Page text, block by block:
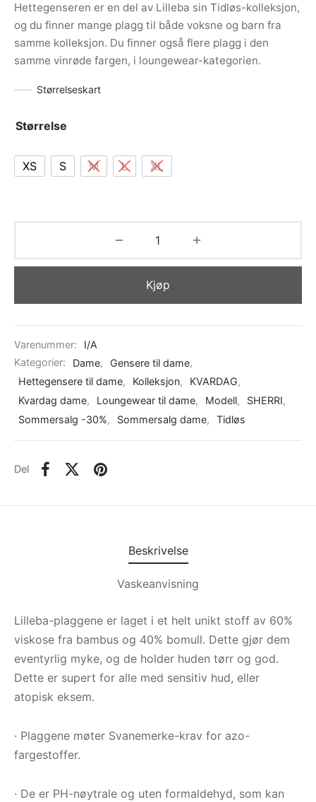
Hettegenseren er en del av Lilleba sin Tidløs-kolleksjon,
og du finner mange plagg til både voksne og barn fra
samme kolleksjon. Du finner også flere plagg i den
samme vinrøde fargen, i loungewear-kategorien.
Størrelseskart
Størrelse
XS S M L XL
Kjøp
Varenummer:
I/A
Kategorier:
Dame, Gensere til dame,
Hettegensere til dame, Kolleksjon, KVARDAG,
Kvardag dame, Loungewear til dame, Modell, SHERRI,
Sommersalg -30%, Sommersalg dame, Tidløs
Del
Beskrivelse
Vaskeanvisning
Lilleba-plaggene er laget i et helt unikt stoff av 60%
viskose fra bambus og 40% bomull. Dette gjør dem
eventyrlig myke, og de holder huden tørr og god.
Dette er supert for alle med sensitiv hud, eller
atopisk eksem.
· Plaggene møter Svanemerke-krav for azo-
fargestoffer.
· De er PH-nøytrale og uten formaldehyd, som kan